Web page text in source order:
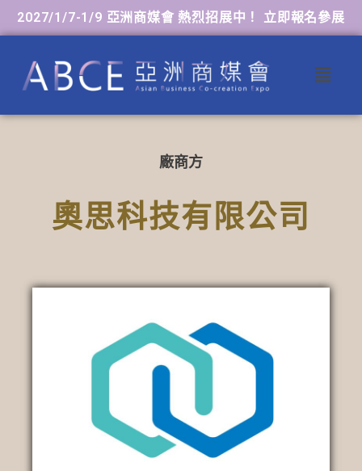
2027/1/7-1/9 亞洲商媒會 熱烈招展中！ 立即報名參展
廠商方
奧思科技有限公司